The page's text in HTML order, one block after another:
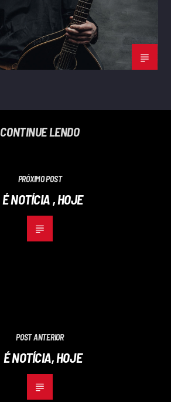
CONTINUE LENDO
PRÓXIMO POST
É NOTÍCIA , HOJE
POST ANTERIOR
É NOTÍCIA, HOJE